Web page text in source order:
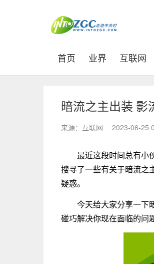
首页 (current)
业界 互联网
暗流之主出装 影
来源：互联网 2023-06-25
最近这段时间总有小
搜寻了一些有关于暗流之
疑惑。
今天给大家分享一下
碰巧解决你现在面临的问